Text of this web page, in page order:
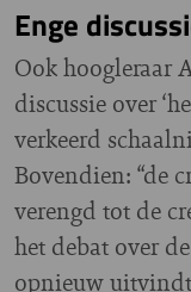
Enge
Ook hoogleraar
discussie over
verkeerd
Bovendien: “de
verengd tot de
het debat over
opnieuw